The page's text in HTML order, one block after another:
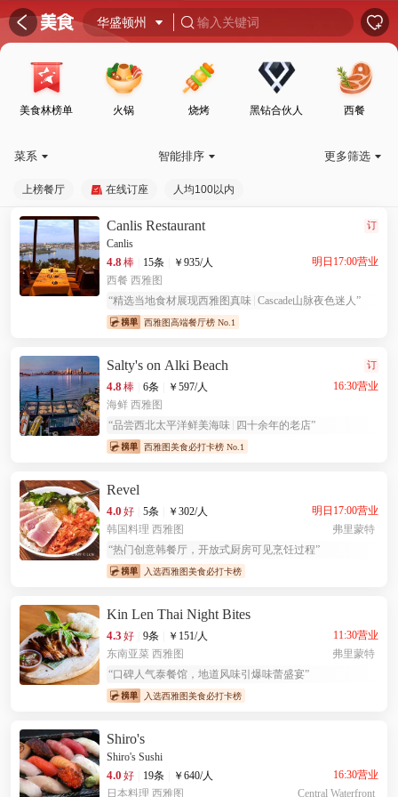
 󰦎 华盛顿州   输入关键词 
美食林榜单 火锅 烧烤 黑钻合伙人 西餐
菜系  智能排序  更多筛选 
上榜餐厅 在线订座 人均100以内
Canlis Restaurant 订
Canlis
4.8 棒 15条 ￥ 935/人
明日17:00营业
西餐 西雅图
“精选当地食材展现西雅图真味 Cascade山脉夜色迷人”
西雅图高端餐厅榜 No.1
Salty's on Alki Beach 订
4.8 棒 6条 ￥ 597/人
16:30营业
海鲜 西雅图
“品尝西北太平洋鲜美海味 四十余年的老店”
西雅图美食必打卡榜 No.1
Revel
4.0 好 5条 ￥ 302/人
明日17:00营业
韩国料理 西雅图
弗里蒙特
“热门创意韩餐厅，开放式厨房可见烹饪过程”
入选西雅图美食必打卡榜
Kin Len Thai Night Bites
4.3 好 9条 ￥ 151/人
11:30营业
东南亚菜 西雅图
弗里蒙特
“口碑人气泰餐馆，地道风味引爆味蕾盛宴”
入选西雅图美食必打卡榜
Shiro's
Shiro's Sushi
4.0 好 19条 ￥ 640/人
16:30营业
日本料理 西雅图 Central Waterfront